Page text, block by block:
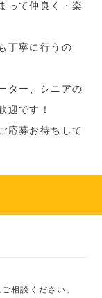
って仲良く・楽
丁寧に行うの
ター、シニアの
迎です！
応募お待ちして
相談ください。